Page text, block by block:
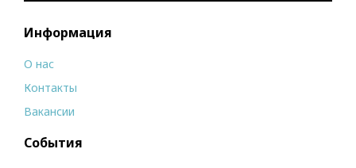
Информация
О нас
Контакты
Вакансии
События